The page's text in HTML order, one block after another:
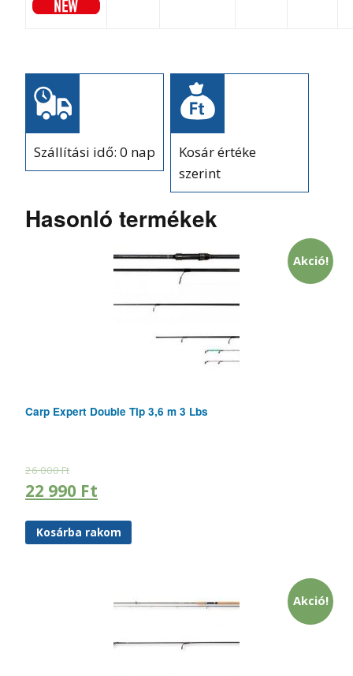
Szállítási idő: 0 nap
Kosár értéke
szerint
Hasonló termékek
Akció!
Carp Expert Double Tip 3,6 m 3 Lbs
26 000Ft
22 990 Ft
Kosárba rakom
Akció!